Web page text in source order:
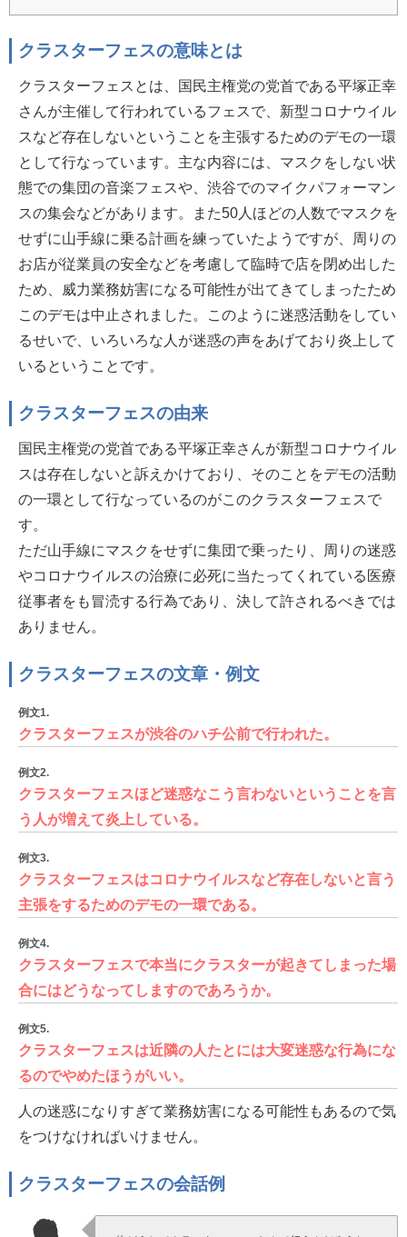
クラスターフェスの意味とは
クラスターフェスとは、国民主権党の党首である平塚正幸
さんが主催して行われているフェスで、新型コロナウイル
スなど存在しないということを主張するためのデモの一環
として行なっています。主な内容には、マスクをしない状
態での集団の音楽フェスや、渋谷でのマイクパフォーマン
スの集会などがあります。また50人ほどの人数でマスクを
せずに山手線に乗る計画を練っていたようですが、周りの
お店が従業員の安全などを考慮して臨時で店を閉め出した
ため、威力業務妨害になる可能性が出てきてしまったため
このデモは中止されました。このように迷惑活動をしてい
るせいで、いろいろな人が迷惑の声をあげており炎上して
いるということです。
クラスターフェスの由来
国民主権党の党首である平塚正幸さんが新型コロナウイル
スは存在しないと訴えかけており、そのことをデモの活動
の一環として行なっているのがこのクラスターフェスで
す。
ただ山手線にマスクをせずに集団で乗ったり、周りの迷惑
やコロナウイルスの治療に必死に当たってくれている医療
従事者をも冒涜する行為であり、決して許されるべきでは
ありません。
クラスターフェスの文章・例文
例文1.
クラスターフェスが渋谷のハチ公前で行われた。
例文2.
クラスターフェスほど迷惑なこう言わないということを言
う人が増えて炎上している。
例文3.
クラスターフェスはコロナウイルスなど存在しないと言う
主張をするためのデモの一環である。
例文4.
クラスターフェスで本当にクラスターが起きてしまった場
合にはどうなってしますのであろうか。
例文5.
クラスターフェスは近隣の人たとには大変迷惑な行為にな
るのでやめたほうがいい。
人の迷惑になりすぎて業務妨害になる可能性もあるので気
をつけなければいけません。
クラスターフェスの会話例